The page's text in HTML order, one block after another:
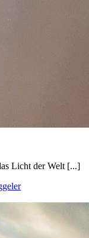
Licht der Welt [...]